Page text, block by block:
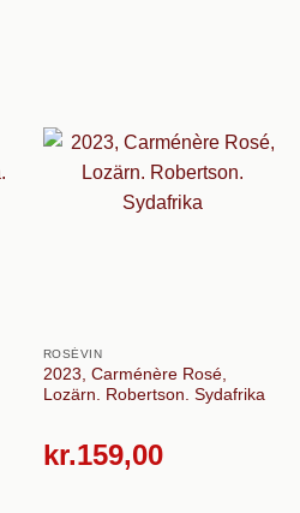
ROSÉVIN
2023, Carménère Rosé,
Lozärn. Robertson. Sydafrika
kr.159,00